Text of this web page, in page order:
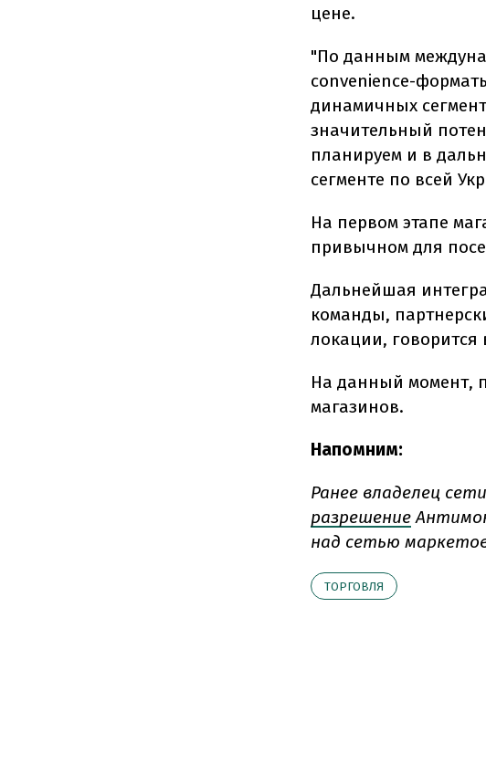
цене.
"По данным
convenience-
динамичных
значительный
планируем и в
сегменте по всей
На первом этапе
привычном для
Дальнейшая
команды,
локации,
На данный момент,
магазинов.
Напомним:
Ранее владелец
разрешение
над сетью
ТОРГОВЛЯ